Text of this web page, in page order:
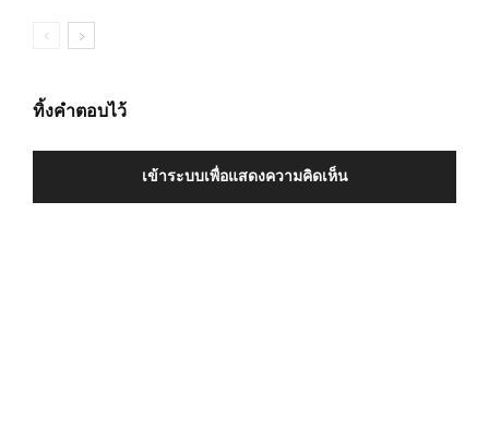
ทิ้งคำตอบไว้
เข้าระบบเพื่อแสดงความคิดเห็น